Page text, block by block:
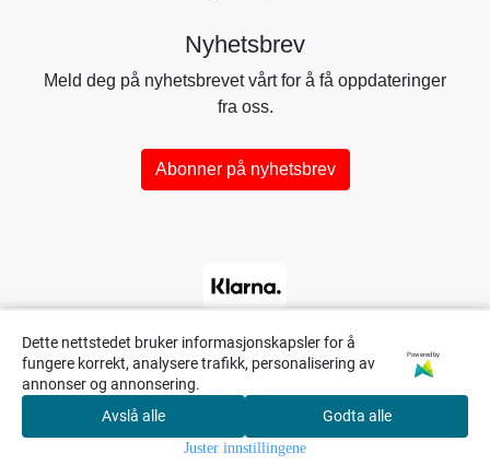
Søk
Nyhetsbrev
Meld deg på nyhetsbrevet vårt for å få oppdateringer
fra oss.
Abonner på nyhetsbrev
Dette nettstedet bruker informasjonskapsler for å
fungere korrekt, analysere trafikk, personalisering av
annonser og annonsering.
Powered by
Avslå alle Godta alle
Juster innstillingene